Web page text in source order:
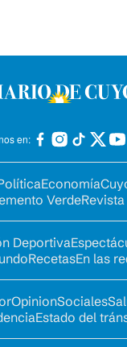
en:
Economía
VerdeRevista
Deportiva
RecetasEn las
OpinionSociales
Estado del